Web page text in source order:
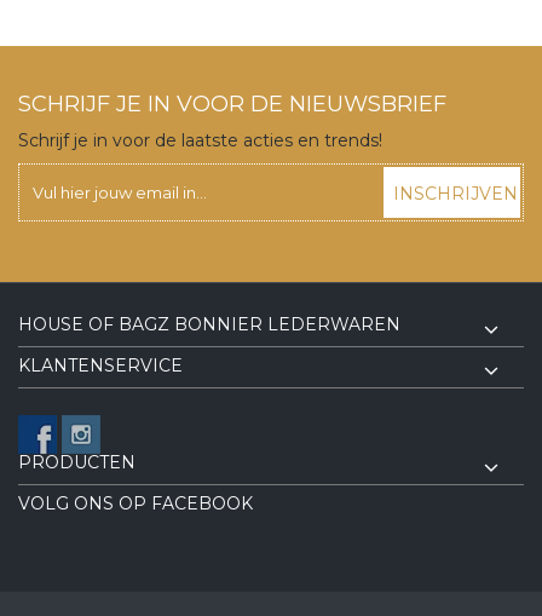
SCHRIJF JE IN VOOR DE NIEUWSBRIEF
Schrijf je in voor de laatste acties en trends!
INSCHRIJVEN
HOUSE OF BAGZ BONNIER LEDERWAREN
KLANTENSERVICE
PRODUCTEN
VOLG ONS OP FACEBOOK